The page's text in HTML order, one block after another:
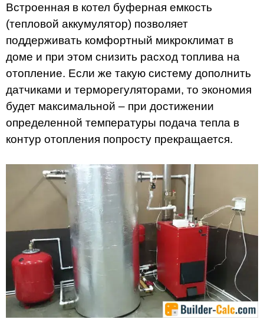
Встроенная в котел буферная емкость
(тепловой аккумулятор) позволяет
поддерживать комфортный микроклимат в
доме и при этом снизить расход топлива на
отопление. Если же такую систему дополнить
датчиками и терморегуляторами, то экономия
будет максимальной – при достижении
определенной температуры подача тепла в
контур отопления попросту прекращается.